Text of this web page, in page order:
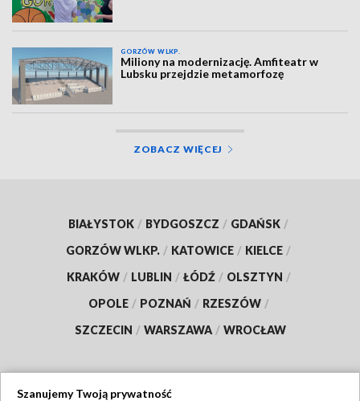
GORZÓW WLKP.
Miliony na modernizację. Amfiteatr w
Lubsku przejdzie metamorfozę
ZOBACZ WIĘCEJ
BIAŁYSTOK / BYDGOSZCZ / GDAŃSK /
GORZÓW WLKP. / KATOWICE / KIELCE /
KRAKÓW / LUBLIN / ŁÓDŹ / OLSZTYN /
OPOLE / POZNAŃ / RZESZÓW /
SZCZECIN / WARSZAWA / WROCŁAW
Szanujemy Twoją prywatność